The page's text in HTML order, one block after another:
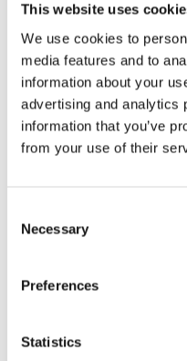
This website uses
We use cookies to
media features and to
information about your
advertising and analytics
information that you’ve
from your use of their
Selection
Necessary
Preferences
Statistics
Składniki
Lody truskawkowe,
zielonych wafelkach
odtłuszczone
MLEKA), cukier, woda,
zagęszczonego soku z
miedziowe chlorofili i
stabilizatory (guma
świętojańskiego), olej